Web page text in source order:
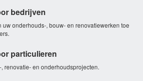
bedrijven
uw onderhouds-, bouw- en renovatiewerken toe
particulieren
renovatie- en onderhoudsprojecten.